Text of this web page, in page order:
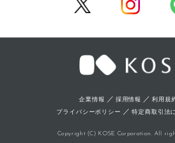
企業情報 ／ 採用情報 ／利用規
プライバシーポリシー ／特定商取引法
Copyright (C) KOSE Corporation. All